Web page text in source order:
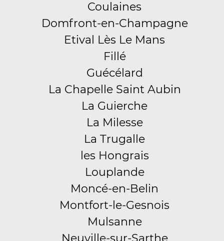
Coulaines
Domfront-en-Champagne
Etival Lès Le Mans
Fillé
Guécélard
La Chapelle Saint Aubin
La Guierche
La Milesse
La Trugalle
les Hongrais
Louplande
Moncé-en-Belin
Montfort-le-Gesnois
Mulsanne
Neuville-sur-Sarthe